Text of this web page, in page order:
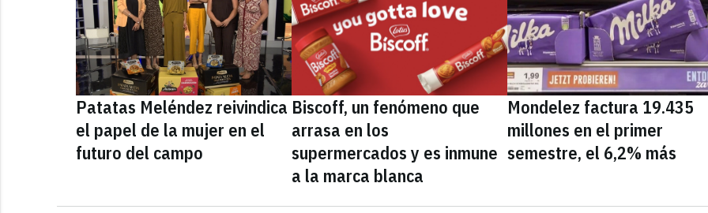
Patatas Meléndez reivindica
el papel de la mujer en el
futuro del campo
Biscoff, un fenómeno que
arrasa en los
supermercados y es inmune
a la marca blanca
Mondelez factura 19.435
millones en el primer
semestre, el 6,2% más